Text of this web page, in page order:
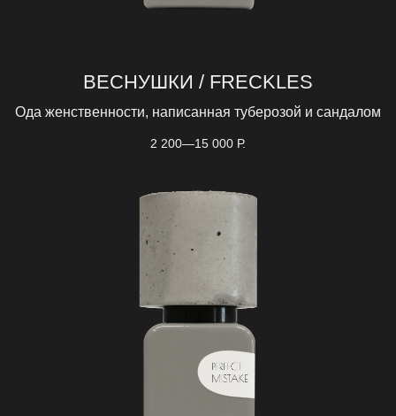
ВЕСНУШКИ / FRECKLES
Ода женственности, написанная туберозой и сандалом
2 200—15 000 Р.